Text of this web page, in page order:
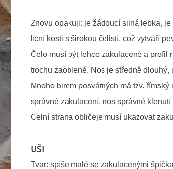
Znovu opakuji: je žádoucí silná lebka,
lícní kosti s širokou čelistí, což vytváří
Čelo musí být lehce zakulacené a profil
trochu zaoblené. Nos je středně dlouhý,
Mnoho birem posvátných má tzv.
správné zakulacení, nos správné
Čelní strana obličeje musí ukazovat
UŠI
Tvar: spíše malé se zakulacenými